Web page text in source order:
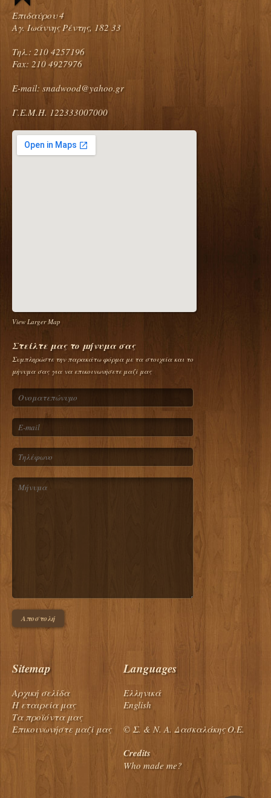
Επιδαύρου 4
Αγ. Ιωάννης Ρέντης, 182 33
Τηλ.: 210 4257196
Fax: 210 4927976
E-mail: snadwood@yahoo.gr
Γ.Ε.Μ.Η. 122333007000
View Larger Map
Στείλτε μας το μήνυμα σας
Συμπληρώστε την παρακάτω φόρμα με τα στοιχεία και το
μήνυμα σας για να επικοινωνήσετε μαζί μας
Sitemap
Αρχική σελίδα
Η εταιρεία μας
Τα προϊόντα μας
Επικοινωνήστε μαζί μας
Languages
Ελληνικά
English
© Σ. & Ν. Α. Δασκαλάκης Ο.Ε.
Credits
Who made me?